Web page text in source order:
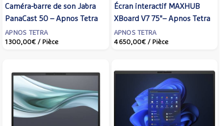
Caméra-barre de son Jabra
PanaCast 50 – Apnos Tetra
APNOS TETRA
1 300,00€ / Pièce
Écran interactif MAXHUB
XBoard V7 75"– Apnos Tetra
APNOS TETRA
4 650,00€ / Pièce